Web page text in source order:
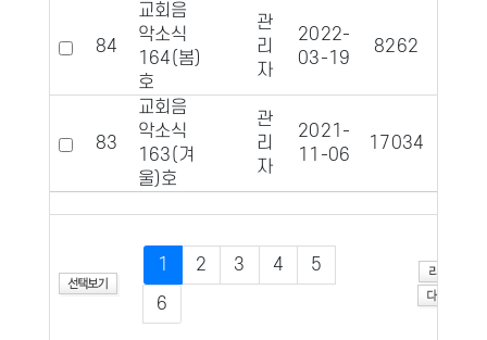
84
교회음
악소식
164(봄)
호
관
리
자
2022-
03-19
8262
83
교회음
악소식
163(겨
울)호
관
리
자
2021-
11-06
17034
1 2 3 4
5
6